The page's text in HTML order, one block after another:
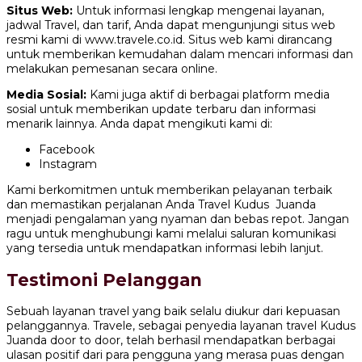
Situs Web: Untuk informasi lengkap mengenai layanan,
jadwal Travel, dan tarif, Anda dapat mengunjungi situs web
resmi kami di www.travele.co.id. Situs web kami dirancang
untuk memberikan kemudahan dalam mencari informasi dan
melakukan pemesanan secara online.
Media Sosial: Kami juga aktif di berbagai platform media
sosial untuk memberikan update terbaru dan informasi
menarik lainnya. Anda dapat mengikuti kami di:
Facebook
Instagram
Kami berkomitmen untuk memberikan pelayanan terbaik
dan memastikan perjalanan Anda Travel Kudus Juanda
menjadi pengalaman yang nyaman dan bebas repot. Jangan
ragu untuk menghubungi kami melalui saluran komunikasi
yang tersedia untuk mendapatkan informasi lebih lanjut.
Testimoni Pelanggan
Sebuah layanan travel yang baik selalu diukur dari kepuasan
pelanggannya. Travele, sebagai penyedia layanan travel Kudus
Juanda door to door, telah berhasil mendapatkan berbagai
ulasan positif dari para pengguna yang merasa puas dengan